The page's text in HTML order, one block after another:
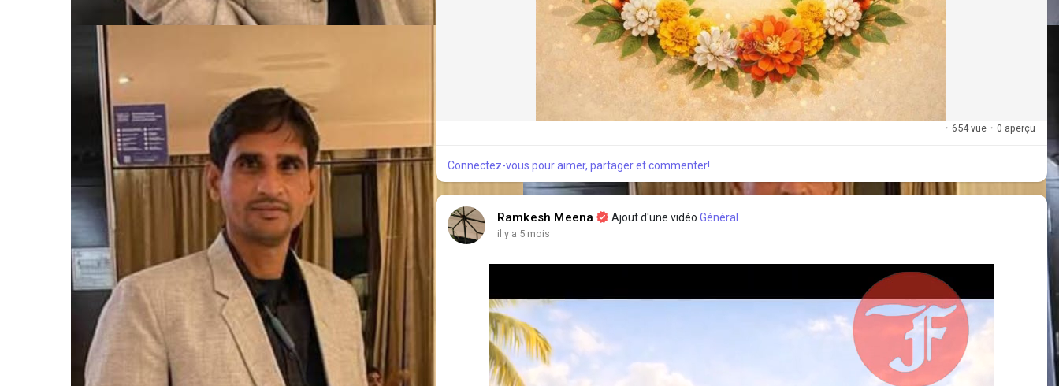
· 654 vue · 0 aperçu
Connectez-vous pour aimer, partager et commenter!
Ramkesh Meena Ajout d'une vidéoGénéral
il y a 5 mois